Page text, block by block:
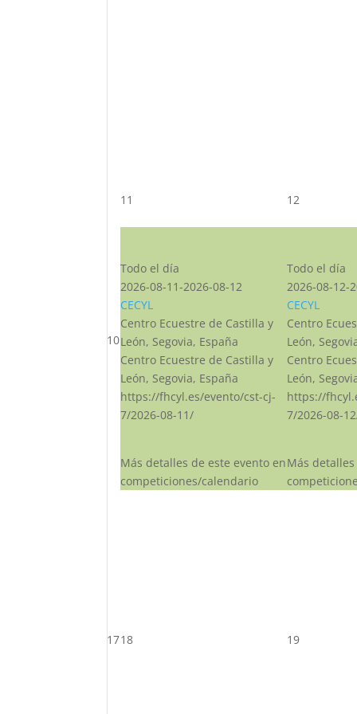
10
11
Todo el día
2026-08-11-2026-08-12
CECYL
Centro Ecuestre de Castilla y
León, Segovia, España
Centro Ecuestre de Castilla y
León, Segovia, España
https://fhcyl.es/evento/cst-cj-
7/2026-08-11/
Más detalles de este evento en
competiciones/calendario
12
Todo el día
2026-08-12-
CECYL
Centro
León,
Centro
León,
https://
7/2026-08-
Más
1718 19